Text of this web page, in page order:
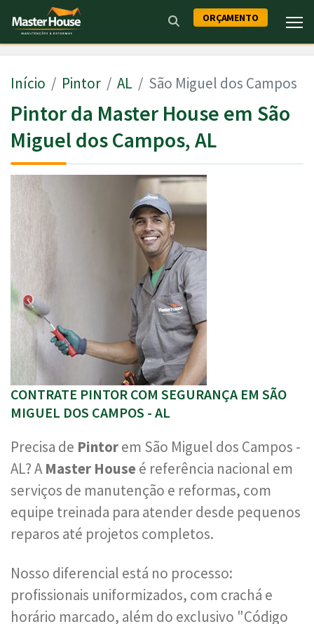
ORÇAMENTO
Início Pintor AL São Miguel dos Campos
Pintor da Master House em São
Miguel dos Campos, AL
CONTRATE PINTOR COM SEGURANÇA EM SÃO
MIGUEL DOS CAMPOS - AL
Precisa de Pintorem São Miguel dos Campos -
AL? AMaster House é referência nacional em
serviços de manutenção e reformas, com
equipe treinada para atender desde pequenos
reparos até projetos completos.
Nosso diferencial está no processo:
profissionais uniformizados, com crachá e
horário marcado, além do exclusivo "Código